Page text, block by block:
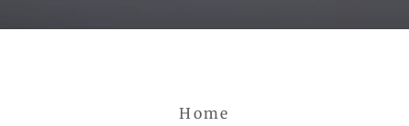
Home